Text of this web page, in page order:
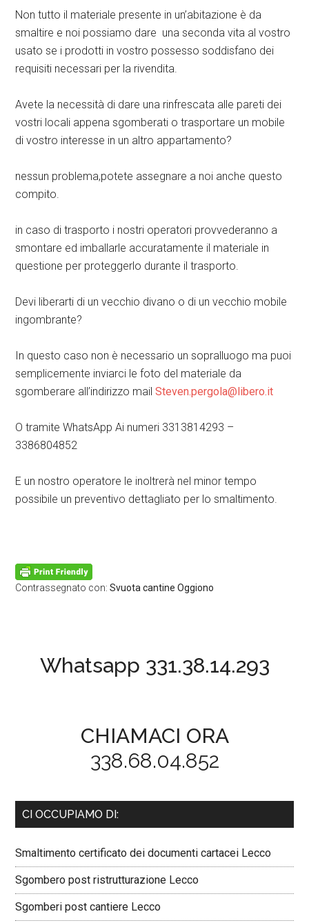
Non tutto il materiale presente in un’abitazione è da
smaltire e noi possiamo dare una seconda vita al vostro
usato se i prodotti in vostro possesso soddisfano dei
requisiti necessari per la rivendita.
Avete la necessità di dare una rinfrescata alle pareti dei
vostri locali appena sgomberati o trasportare un mobile
di vostro interesse in un altro appartamento?
nessun problema,potete assegnare a noi anche questo
compito.
in caso di trasporto i nostri operatori provvederanno a
smontare ed imballarle accuratamente il materiale in
questione per proteggerlo durante il trasporto.
Devi liberarti di un vecchio divano o di un vecchio mobile
ingombrante?
In questo caso non è necessario un sopralluogo ma puoi
semplicemente inviarci le foto del materiale da
sgomberare all’indirizzo mailSteven.pergola@libero.it
O tramite WhatsApp Ai numeri 3313814293 –
3386804852
E un nostro operatore le inoltrerà nel minor tempo
possibile un preventivo dettagliato per lo smaltimento.
Contrassegnato con:Svuota cantine Oggiono
Whatsapp 331.38.14.293
CHIAMACI ORA
338.68.04.852
CI OCCUPIAMO DI:
Smaltimento certificato dei documenti cartacei Lecco
Sgombero post ristrutturazione Lecco
Sgomberi post cantiere Lecco